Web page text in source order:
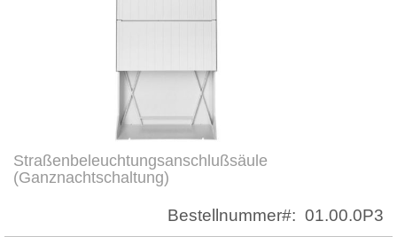
Straßenbeleuchtungsanschlußsäule
(Ganznachtschaltung)
Bestellnummer 01.00.0P3
Zum
Anfang
Bildergalerie